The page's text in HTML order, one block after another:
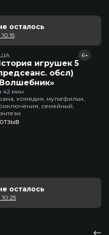
осталось
игрушек 5
обсл)
6+
42 мин
комедия, мультфильм,
семейный,
осталось